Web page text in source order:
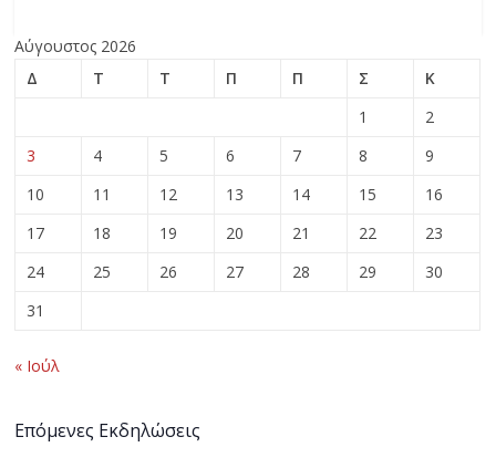
Αύγουστος 2026
Δ
Τ Τ Π Π Σ
Κ
1
2
3
4 5 6 7 8
9
10
11 12 13 14 15
16
17
18 19 20 21 22
23
24
25 26 27 28 29
30
31
« Ιούλ
Επόμενες Εκδηλώσεις